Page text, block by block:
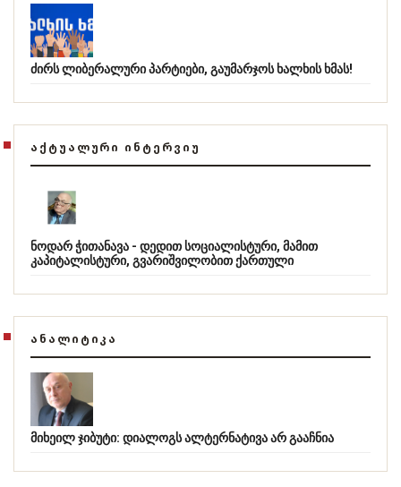
ძირს ლიბერალური პარტიები, გაუმარჯოს ხალხის ხმას!
ᲐᲥᲢᲣᲐᲚᲣᲠᲘ ᲘᲜᲢᲔᲠᲕᲘᲣ
ნოდარ ჭითანავა - დედით სოციალისტური, მამით
კაპიტალისტური, გვარიშვილობით ქართული
ᲐᲜᲐᲚᲘᲢᲘᲙᲐ
მიხეილ ჯიბუტი: დიალოგს ალტერნატივა არ გააჩნია